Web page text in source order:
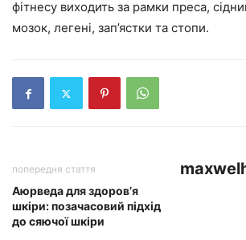
фітнесу виходить за рамки преса,
мозок, легені, зап’ястки та стопи.
попередня стаття
Аюрведа для здоров’я
шкіри: позачасовий підхід
до сяючої шкіри